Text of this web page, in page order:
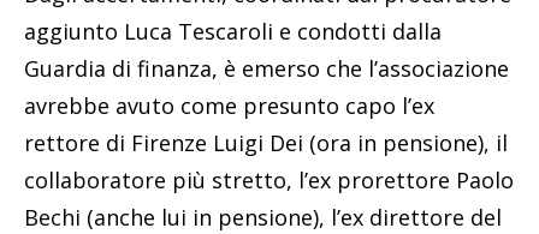
aggiunto Luca Tescaroli e condotti dalla
Guardia di finanza, è emerso che l’associazione
avrebbe avuto come presunto capo l’ex
rettore di Firenze Luigi Dei (ora in pensione), il
collaboratore più stretto, l’ex prorettore Paolo
Bechi (anche lui in pensione), l’ex direttore del